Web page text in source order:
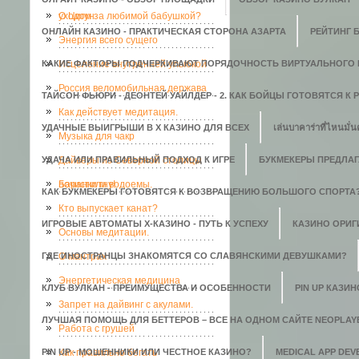
ОНЛАЙН КАЗИНО - ПРАКТИЧЕСКАЯ СТОРОНА АЗАРТА РЕЙТИНГ
КАКИЕ ФАКТОРЫ ПОДЧЕРКИВАЮТ ПОРЯДОЧНОСТЬ ВИРТУАЛЬНОГО
ТАЙСОН ФЬЮРИ - ДЕОНТЕЙ УАЙЛДЕР - 2. КАК БОЙЦЫ ГОТОВЯТСЯ К
УДАЧНЫЕ ВЫИГРЫШИ В X КАЗИНО ДЛЯ ВСЕХ เล่นบาคาร่าที่ไหนมั่น
УДАЧА ИЛИ ПРАВИЛЬНЫЙ ПОДХОД К ИГРЕ БУКМЕКЕРЫ
КАК БУКМЕКЕРЫ ГОТОВЯТСЯ К ВОЗВРАЩЕНИЮ БОЛЬШОГО
ИГРОВЫЕ АВТОМАТЫ Х-КАЗИНО - ПУТЬ К УСПЕХУ КАЗИНО
ГДЕ ИНОСТРАНЦЫ ЗНАКОМЯТСЯ СО СЛАВЯНСКИМИ ДЕВУШКАМИ?
КЛУБ ВУЛКАН - ПРЕИМУЩЕСТВА И ОСОБЕННОСТИ PIN UP
ЛУЧШАЯ ПОМОЩЬ ДЛЯ БЕТТЕРОВ – ВСЕ НА ОДНОМ САЙТЕ
PIN UP - МОШЕННИКИ ИЛИ ЧЕСТНОЕ КАЗИНО? MEDICAL APP
уходом за любимой бабушкой?
О Цигун
Энергия всего сущего
Исцеление внутренней улыбкой
Россия веломобильная держава
Как действует медитация.
Музыка для чакр
Дайверы из Северной столицы
почистили водоемы.
Баранки гну!
Кто выпускает канат?
Основы медитации.
О мантрах
Энергетическая медицина
Запрет на дайвинг с акулами.
Работа с грушей
Как правильно бегать